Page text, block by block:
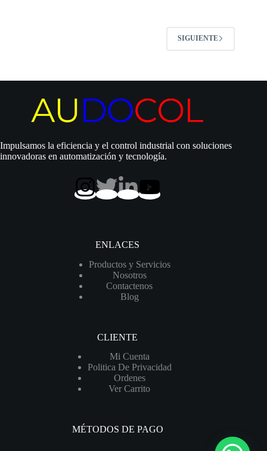
SIGUIENTE
Impulsamos la eficiencia y el control industrial con soluciones
innovadoras en automatización y tecnología.
ENLACES
Productos y Servicios
Nosotros
Contactenos
Blog
CLIENTE
Mi Cuenta
Politica De Privacidad
Ordenes
Ver Carrito
MÉTODOS DE PAGO